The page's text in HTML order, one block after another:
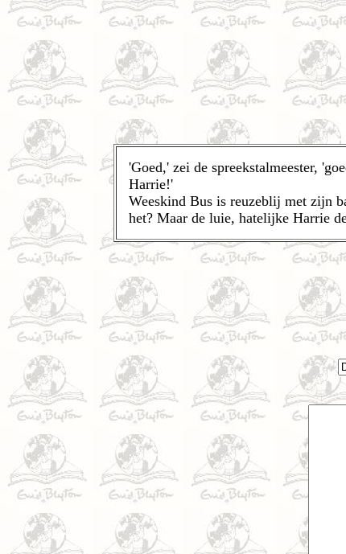
'Goed,' zei de spreekstalmeester,
Harrie!'
Weeskind Bus is reuzeblij met zijn
het? Maar de luie, hatelijke Harrie